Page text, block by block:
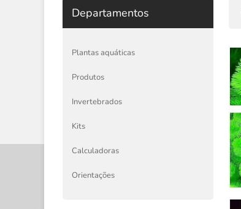
Departamentos
Plantas aquáticas
Produtos
Invertebrados
Kits
Calculadoras
Orientações